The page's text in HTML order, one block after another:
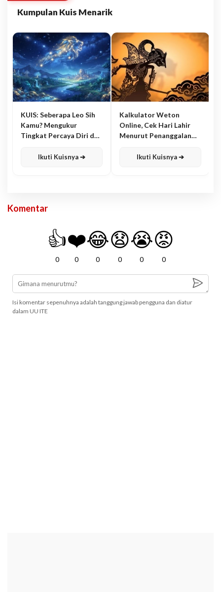
Kumpulan Kuis Menarik
KUIS: Seberapa Leo Sih
Kamu? Mengukur
Tingkat Percaya Diri dan
Ikuti Kuisnya ➔
Kalkulator Weton
Online, Cek Hari Lahir
Menurut Penanggalan
Ikuti Kuisnya ➔
Komentar
👍
0
❤️
0
😂
0
😧
0
😭
0
😡
0
Isi komentar sepenuhnya adalah tanggung jawab pengguna dan diatur
dalam UU ITE